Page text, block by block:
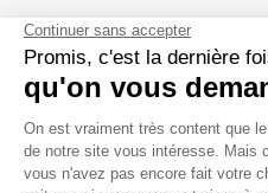
Punto de encuentro: Cabane
Capbreton, avenida
Capbreton (a 20 km de su
Landas en Messanges)
Lleve ropa adaptada a las
día, unas gafas de sol y
Información y reservas